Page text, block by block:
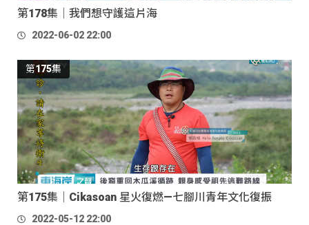
第178集｜我們想守護這片海
2022-06-02 22:00
第175集
第175集｜Cikasoan 星火復燃—七腳川青年文化復振
2022-05-12 22:00